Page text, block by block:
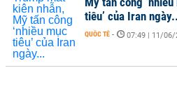
tiêu’ của Iran
QUỐC TẾ - 07:49 | 11/06/